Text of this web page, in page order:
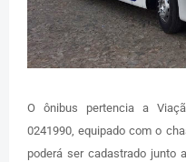
O ônibus pertencia a
0241990, equipado com o
poderá ser cadastrado junto